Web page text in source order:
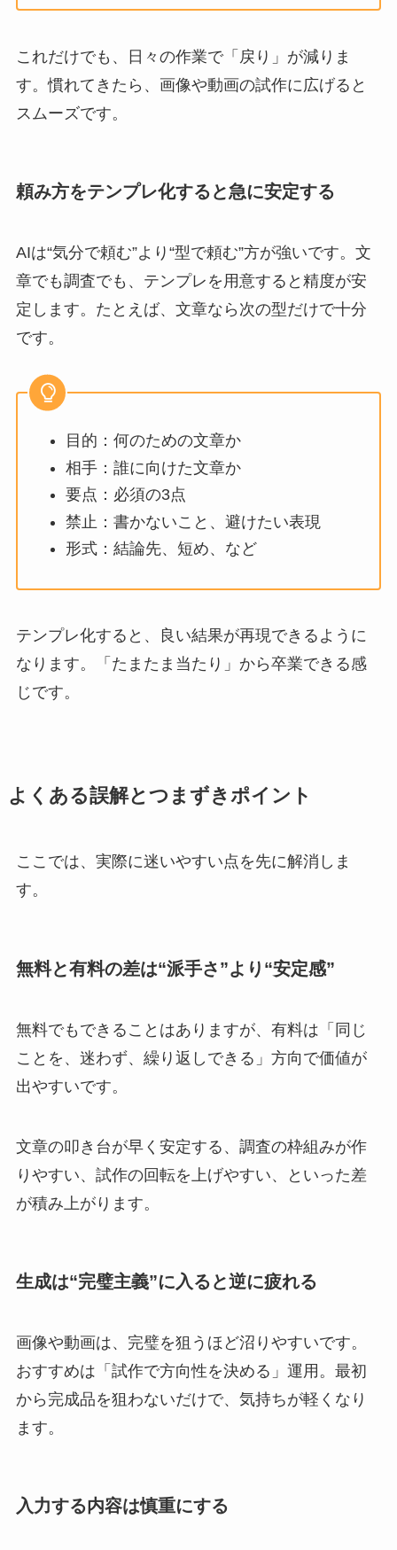
これだけでも、日々の作業で「戻り」が減りま
す。慣れてきたら、画像や動画の試作に広げると
スムーズです。
頼み方をテンプレ化すると急に安定する
AIは“気分で頼む”より“型で頼む”方が強いです。文
章でも調査でも、テンプレを用意すると精度が安
定します。たとえば、文章なら次の型だけで十分
です。
目的：何のための文章か
相手：誰に向けた文章か
要点：必須の3点
禁止：書かないこと、避けたい表現
形式：結論先、短め、など
テンプレ化すると、良い結果が再現できるように
なります。「たまたま当たり」から卒業できる感
じです。
よくある誤解とつまずきポイント
ここでは、実際に迷いやすい点を先に解消しま
す。
無料と有料の差は“派手さ”より“安定感”
無料でもできることはありますが、有料は「同じ
ことを、迷わず、繰り返しできる」方向で価値が
出やすいです。
文章の叩き台が早く安定する、調査の枠組みが作
りやすい、試作の回転を上げやすい、といった差
が積み上がります。
生成は“完璧主義”に入ると逆に疲れる
画像や動画は、完璧を狙うほど沼りやすいです。
おすすめは「試作で方向性を決める」運用。最初
から完成品を狙わないだけで、気持ちが軽くなり
ます。
入力する内容は慎重にする